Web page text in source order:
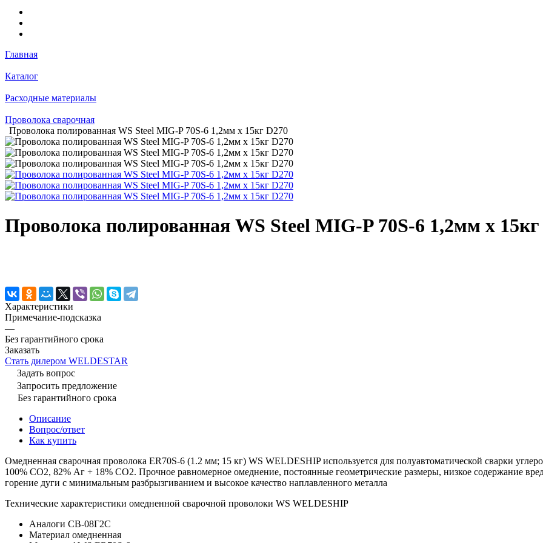
Главная
Каталог
Расходные материалы
Проволока сварочная
Проволока полированная WS Steel MIG-P 70S-6 1,2мм х 15кг D270
Проволока полированная WS Steel MIG-P 70S-6 1,2мм х 15кг
Характеристики
Примечание-подсказка
—
Без гарантийного срока
Заказать
Cтать дилером WELDESTAR
Задать вопрос
Запросить предложение
Без гарантийного срока
Описание
Вопрос/ответ
Как купить
Омедненная сварочная проволока ER70S-6 (1.2 мм; 15 кг) WS WELDESHIP используется для полуавтоматической сварки
100% СО2, 82% Аг + 18% СО2. Прочное равномерное омеднение, постоянные геометрические размеры, низкое содержание
горение дуги с минимальным разбрызгиванием и высокое качество наплавленного металла
Технические характеристики омедненной сварочной проволоки WS WELDESHIP
Аналоги СВ-08Г2С
Материал омедненная